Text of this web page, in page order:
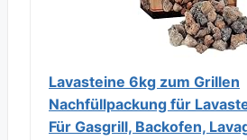
Lavasteine 6kg zum Grillen
Nachfüllpackung für
Für Gasgrill, Backofen,